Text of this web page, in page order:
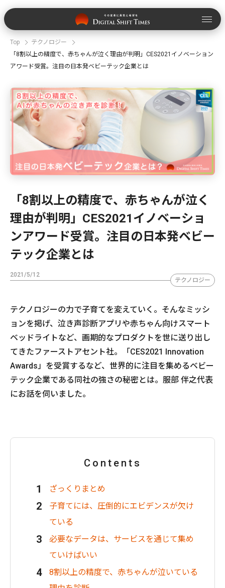
Top
テクノロジー
「8割以上の精度で、赤ちゃんが泣く理由が判明」CES2021イノベーション
アワード受賞。注目の日本発ベビーテック企業とは
「8割以上の精度で、赤ちゃんが泣く
理由が判明」CES2021イノベーショ
ンアワード受賞。注目の日本発ベビー
テック企業とは
2021/5/12
テクノロジー
テクノロジーの力で子育てを変えていく。そんなミッシ
ョンを掲げ、泣き声診断アプリや赤ちゃん向けスマート
ベッドライトなど、画期的なプロダクトを世に送り出し
てきたファーストアセント社。「CES2021 Innovation
Awards」を受賞するなど、世界的に注目を集めるベビー
テック企業である同社の強さの秘密とは。服部 伴之代表
にお話を伺いました。
Contents
ざっくりまとめ
子育てには、圧倒的にエビデンスが欠け
ている
必要なデータは、サービスを通じて集め
ていけばいい
8割以上の精度で、赤ちゃんが泣いている